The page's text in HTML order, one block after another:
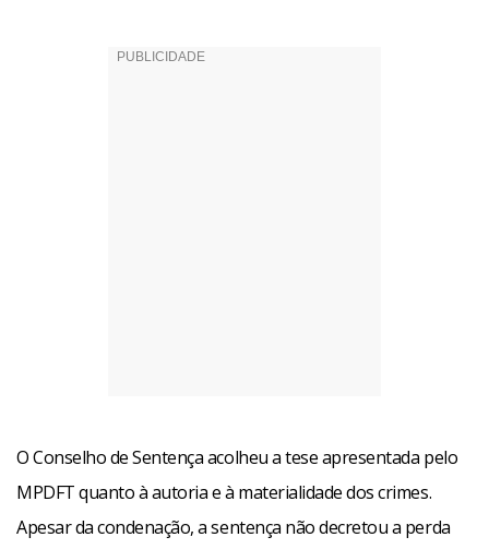
O Conselho de Sentença acolheu a tese apresentada pelo
MPDFT quanto à autoria e à materialidade dos crimes.
Apesar da condenação, a sentença não decretou a perda